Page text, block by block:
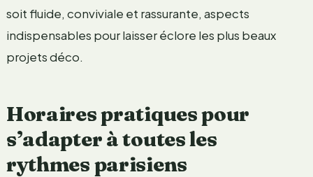
soit fluide, conviviale et rassurante, aspects
indispensables pour laisser éclore les plus beaux
projets déco.
Horaires pratiques pour
s’adapter à toutes les
rythmes parisiens